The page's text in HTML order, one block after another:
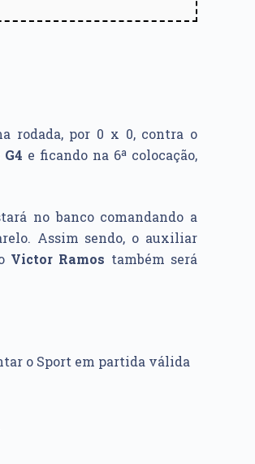
rodada, por 0 x 0, contra o
G4 e ficando na 6ª colocação,
no banco comandando a
Assim sendo, o auxiliar
Victor Ramos também será
o Sport em partida válida